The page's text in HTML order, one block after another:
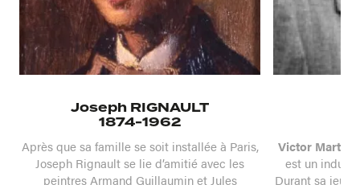
Joseph RIGNAULT
1874-1962
Après que sa famille se soit installée à Paris,
Joseph Rignault se lie d’amitié avec les
peintres Armand Guillaumin et Jules
Victor Martin
est un
Durant sa